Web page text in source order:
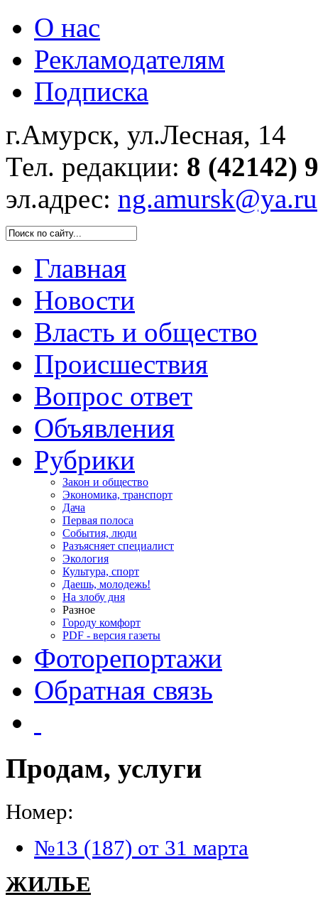
О нас
Рекламодателям
Подписка
г.Амурск, ул.Лесная, 14
Тел. редакции: 8 (42142)
эл.адрес: ng.amursk@ya.ru
Главная
Новости
Власть и общество
Происшествия
Вопрос ответ
Объявления
Рубрики
Закон и общество
Экономика, транспорт
Дача
Первая полоса
События, люди
Разъясняет специалист
Экология
Культура, спорт
Даешь, молодежь!
На злобу дня
Разное
Городу комфорт
PDF - версия газеты
Фоторепортажи
Обратная связь
Продам, услуги
Номер:
№13 (187) от 31 марта
ЖИЛЬЕ